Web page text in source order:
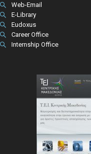
Web-Email
E-Library
Eudoxus
Career Office
Internship Office